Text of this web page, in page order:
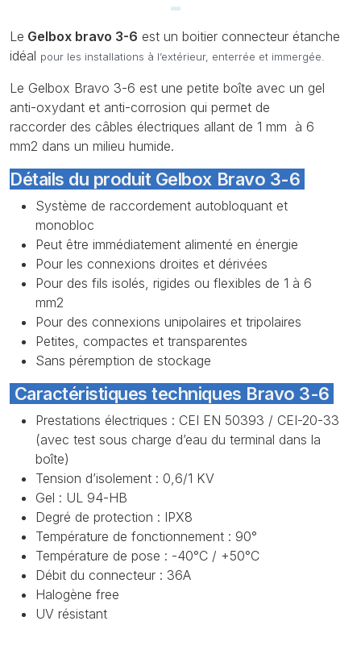
Le Gelbox bravo 3-6 est un boitier connecteur étanche
idéal pour les installations à l’extérieur, enterrée et immergée.
Le Gelbox Bravo 3-6 est une petite boîte avec un gel
anti-oxydant et anti-corrosion qui permet de
raccorder des câbles électriques allant de 1 mm à 6
mm2 dans un milieu humide.
Détails du produit Gelbox Bravo 3-6
Système de raccordement autobloquant et
monobloc
Peut être immédiatement alimenté en énergie
Pour les connexions droites et dérivées
Pour des fils isolés, rigides ou flexibles de 1 à 6
mm2
Pour des connexions unipolaires et tripolaires
Petites, compactes et transparentes
Sans péremption de stockage
Caractéristiques techniques Bravo 3-6
Prestations électriques : CEI EN 50393 / CEI-20-33
(avec test sous charge d’eau du terminal dans la
boîte)
Tension d’isolement : 0,6/1 KV
Gel : UL 94-HB
Degré de protection : IPX8
Température de fonctionnement : 90°
Température de pose : -40°C / +50°C
Débit du connecteur : 36A
Halogène free
UV résistant